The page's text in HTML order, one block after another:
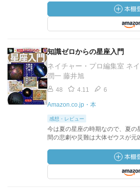
知識ゼロからの星座入門
ネイチャー・プロ編集室 ネ
潤一 藤井旭
48 4.11 6
Amazon.co.jp・本
感想・レビュー
今は夏の星座の時期なので、夏の
間の悲劇や災難は大体ゼウスが元